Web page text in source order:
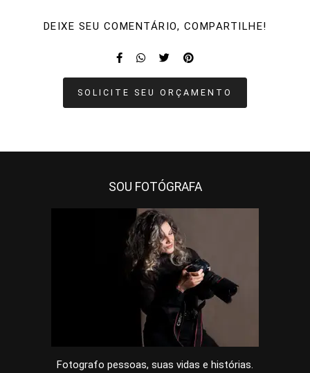
DEIXE SEU COMENTÁRIO, COMPARTILHE!
SOLICITE SEU ORÇAMENTO
SOU FOTÓGRAFA
Fotografo pessoas, suas vidas e histórias.